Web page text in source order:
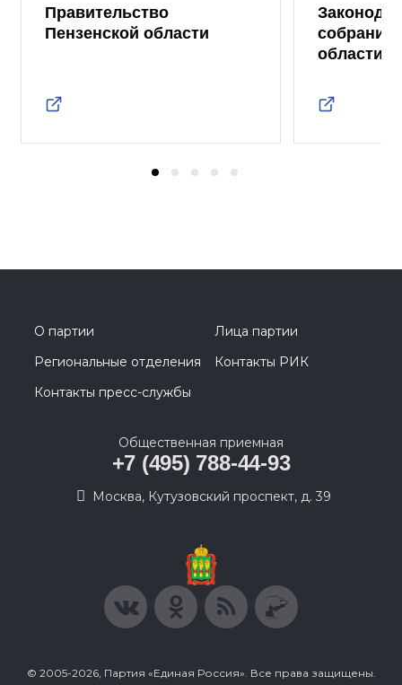
Правительство
Пензенской области
собрание
области
О партии
Лица партии
Региональные отделения
Контакты РИК
Контакты пресс-службы
Общественная приемная
+7 (495) 788-44-93
Москва, Кутузовский проспект, д. 39
© 2005-2026, Партия «Единая Россия». Все права защищены.